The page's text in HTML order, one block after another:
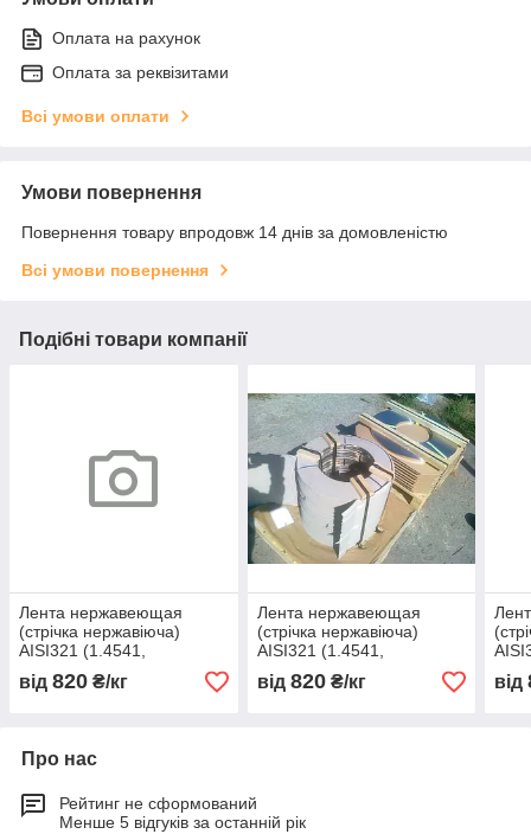
Оплата на рахунок
Оплата за реквізитами
Всі умови оплати
Умови повернення
Повернення товару впродовж 14 днів за домовленістю
Всі умови повернення
Подібні товари компанії
Лента нержавеющая
(стрічка нержавіюча)
AISI321 (1.4541,
12Х18Н10Т, 08Х18Н10Т)
мякгая 400 х 0,94
від 820 ₴/кг
Лента нержавеющая
(стрічка нержавіюча)
AISI321 (1.4541,
12Х18Н10Т, 08Х18Н10Т)
мякгая 400 х 0,05
від 820₴/кг від
Про нас
Рейтинг не сформований
Менше 5 відгуків за останній рік